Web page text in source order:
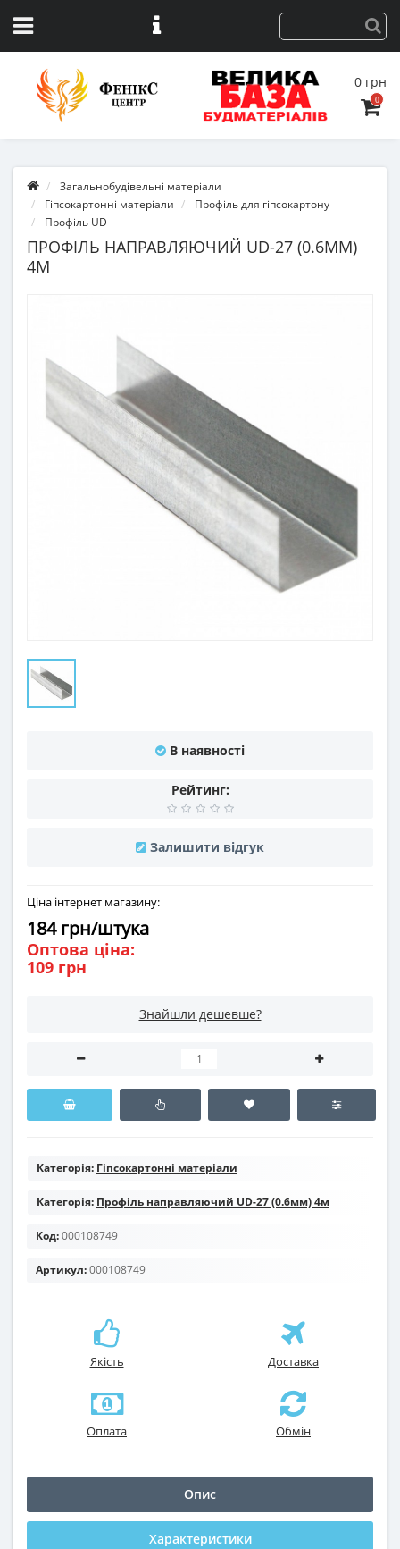
0 грн
0
Загальнобудівельні матеріали
Гіпсокартонні матеріали
Профіль для гіпсокартону
Профіль UD
ПРОФІЛЬ НАПРАВЛЯЮЧИЙ UD-27 (0.6ММ)
4М
В наявності
Рейтинг:
Залишити відгук
Ціна інтернет магазину:
184 грн/штука
Оптова ціна:
109 грн
Знайшли дешевше?
Категорія: Гіпсокартонні матеріали
Категорія: Профіль направляючий UD-27 (0.6мм) 4м
Код:000108749
Артикул:000108749
Якість Доставка
Оплата Обмін
Опис
Характеристики